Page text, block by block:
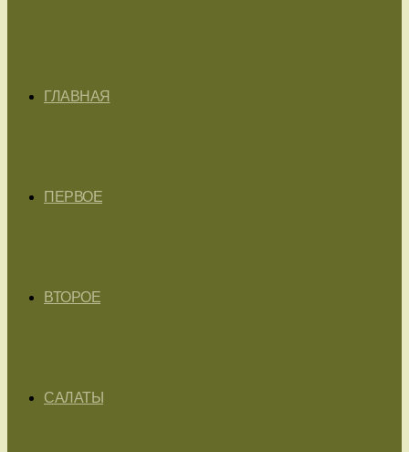
ГЛАВНАЯ
ПЕРВОЕ
ВТОРОЕ
САЛАТЫ